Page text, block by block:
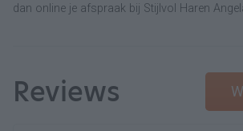
dan online je afspraak bij Stijlvol Haren
Reviews